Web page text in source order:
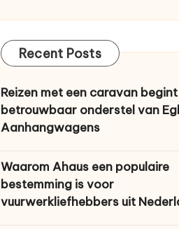
Recent Posts
Reizen met een caravan
betrouwbaar onderstel van
Aanhangwagens
Waarom Ahaus een populaire
bestemming is voor
vuurwerkliefhebbers uit